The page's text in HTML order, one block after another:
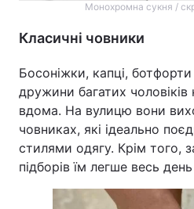
Монохромна сукня /
Класичні човники
Босоніжки, капці,
дружини багатих
вдома. На вулицю вони
човниках, які ідеально
стилями одягу. Крім того,
підборів їм легше весь